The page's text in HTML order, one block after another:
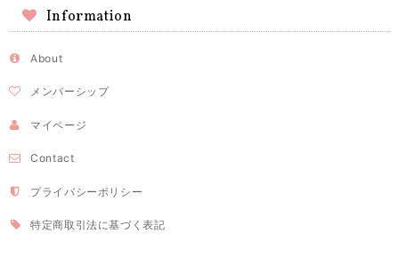
Information
About
メンバーシップ
マイページ
Contact
プライバシーポリシー
特定商取引法に基づく表記